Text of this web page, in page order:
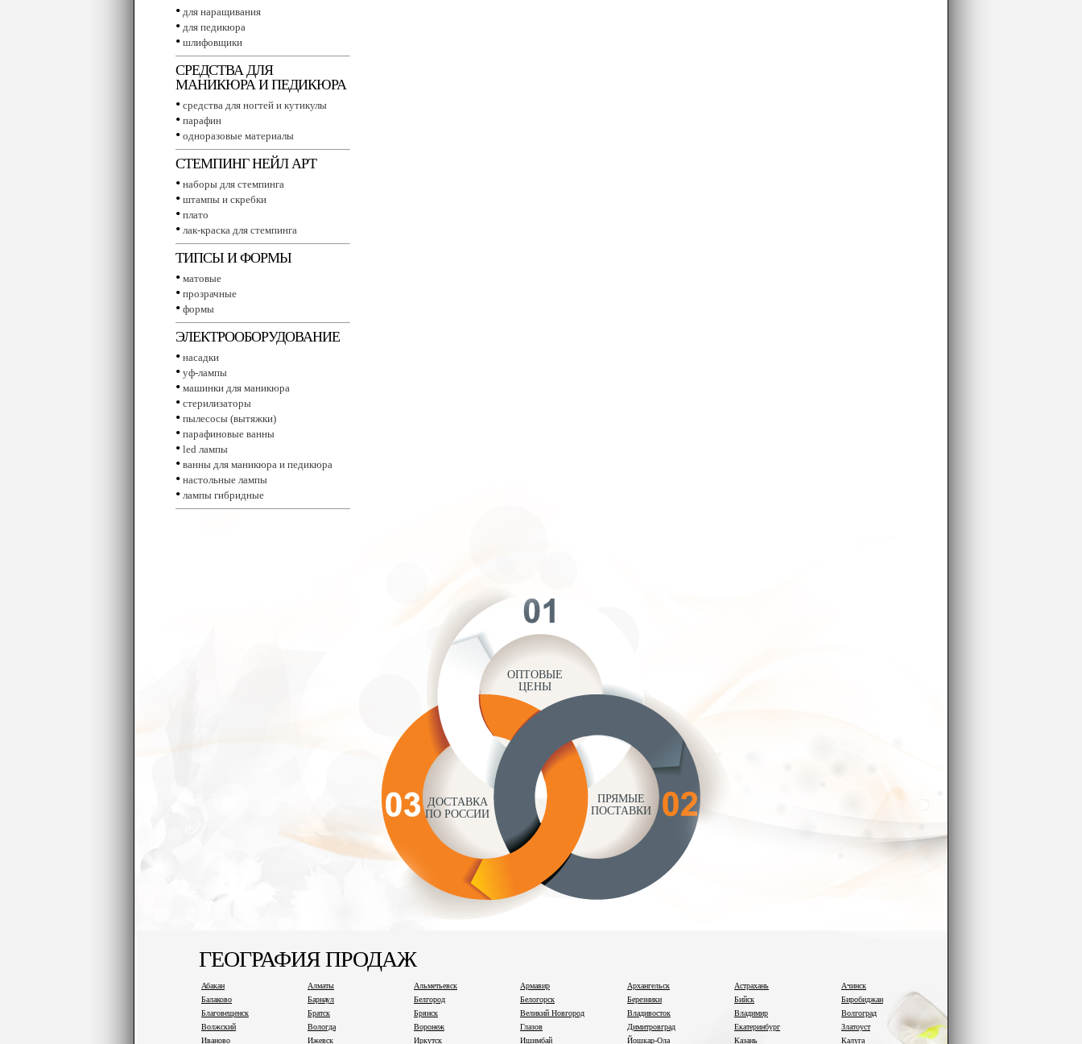
• для наращивания
• для педикюра
• шлифовщики
СРЕДСТВА ДЛЯ
МАНИКЮРА И ПЕДИКЮРА
• средства для ногтей и кутикулы
• парафин
• одноразовые материалы
СТЕМПИНГ НЕЙЛ АРТ
• наборы для стемпинга
• штампы и скребки
• плато
• лак-краска для стемпинга
ТИПСЫ И ФОРМЫ
• матовые
• прозрачные
• формы
ЭЛЕКТРООБОРУДОВАНИЕ
• насадки
• уф-лампы
• машинки для маникюра
• стерилизаторы
• пылесосы (вытяжки)
• парафиновые ванны
• led лампы
• ванны для маникюра и педикюра
• настольные лампы
• лампы гибридные
ОПТОВЫЕ
ЦЕНЫ
ДОСТАВКА
ПО РОССИИ
ПРЯМЫЕ
ПОСТАВКИ
ГЕОГРАФИЯ ПРОДАЖ
Абакан Алматы Альметьевск Армавир Архангельск Астрахань
Ачинск
Балаково
Барнаул Белгород Белогорск Березники Бийск
Биробиджан
Благовещенск
Братск Брянск Великий Новгород Владивосток Владимир
Волгоград
Волжский
Вологда Воронеж Глазов Димитровград Екатеринбург
Златоуст
Иваново
Ижевск Иркутск Ишимбай Йошкар-Ола Казань Калуга